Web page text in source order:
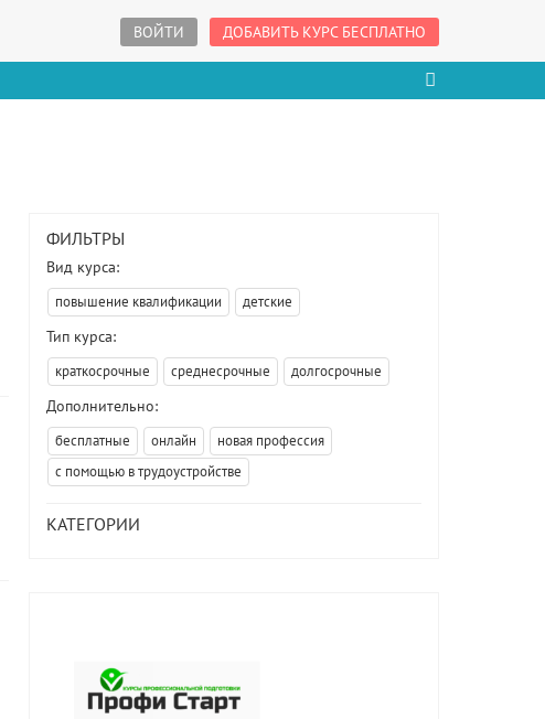
ВОЙТИ ДОБАВИТЬ КУРС БЕСПЛАТНО
ФИЛЬТРЫ
Вид курса:
повышение квалификации детские
Тип курса:
краткосрочные среднесрочные долгосрочные
Дополнительно:
бесплатные онлайн
новая профессия
с помощью в трудоустройстве
КАТЕГОРИИ